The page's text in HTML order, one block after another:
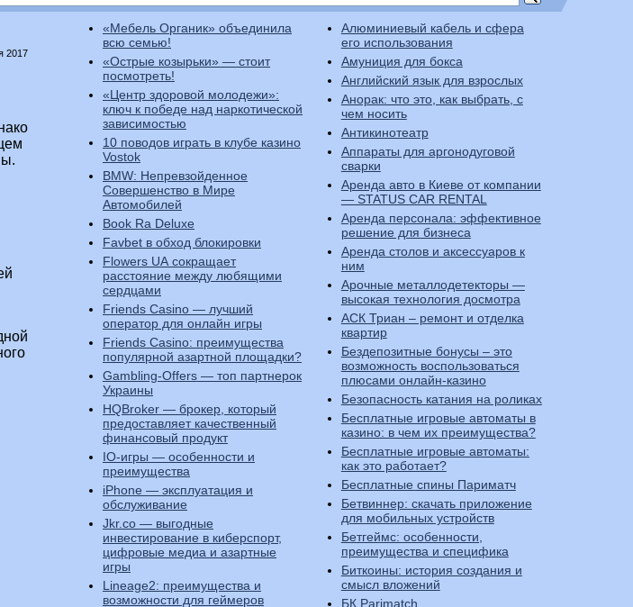
2017
«Мебель Органик» объединила
всю семью!
«Острые козырьки» — стоит
посмотреть!
«Центр здоровой молодежи»:
ключ к победе над наркотической
зависимостью
10 поводов играть в клубе казино
Vostok
BMW: Непревзойденное
Совершенство в Мире
Автомобилей
Book Ra Deluxe
Favbet в обход блокировки
Flowers UA сокращает
расстояние между любящими
сердцами
Friends Casino — лучший
оператор для онлайн игры
Friends Casino: преимущества
популярной азартной площадки?
Gambling-Offers — топ партнерок
Украины
HQBroker — брокер, который
предоставляет качественный
финансовый продукт
IO-игры — особенности и
преимущества
iPhone — эксплуатация и
обслуживание
Jkr.co — выгодные
инвестирование в киберспорт,
цифровые медиа и азартные
игры
Lineage2: преимущества и
возможности для геймеров
Алюминиевый кабель и сфера
его использования
Амуниция для бокса
Английский язык для взрослых
Анорак: что это, как выбрать, с
чем носить
Антикинотеатр
Аппараты для аргонодуговой
сварки
Аренда авто в Киеве от компании
— STATUS CAR RENTAL
Аренда персонала: эффективное
решение для бизнеса
Аренда столов и аксессуаров к
ним
Арочные металлодетекторы —
высокая технология досмотра
АСК Триан – ремонт и отделка
квартир
Бездепозитные бонусы – это
возможность воспользоваться
плюсами онлайн-казино
Безопасность катания на роликах
Бесплатные игровые автоматы в
казино: в чем их преимущества?
Бесплатные игровые автоматы:
как это работает?
Бесплатные спины Париматч
Бетвиннер: скачать приложение
для мобильных устройств
Бетгеймс: особенности,
преимущества и специфика
Биткоины: история создания и
смысл вложений
БК Parimatch